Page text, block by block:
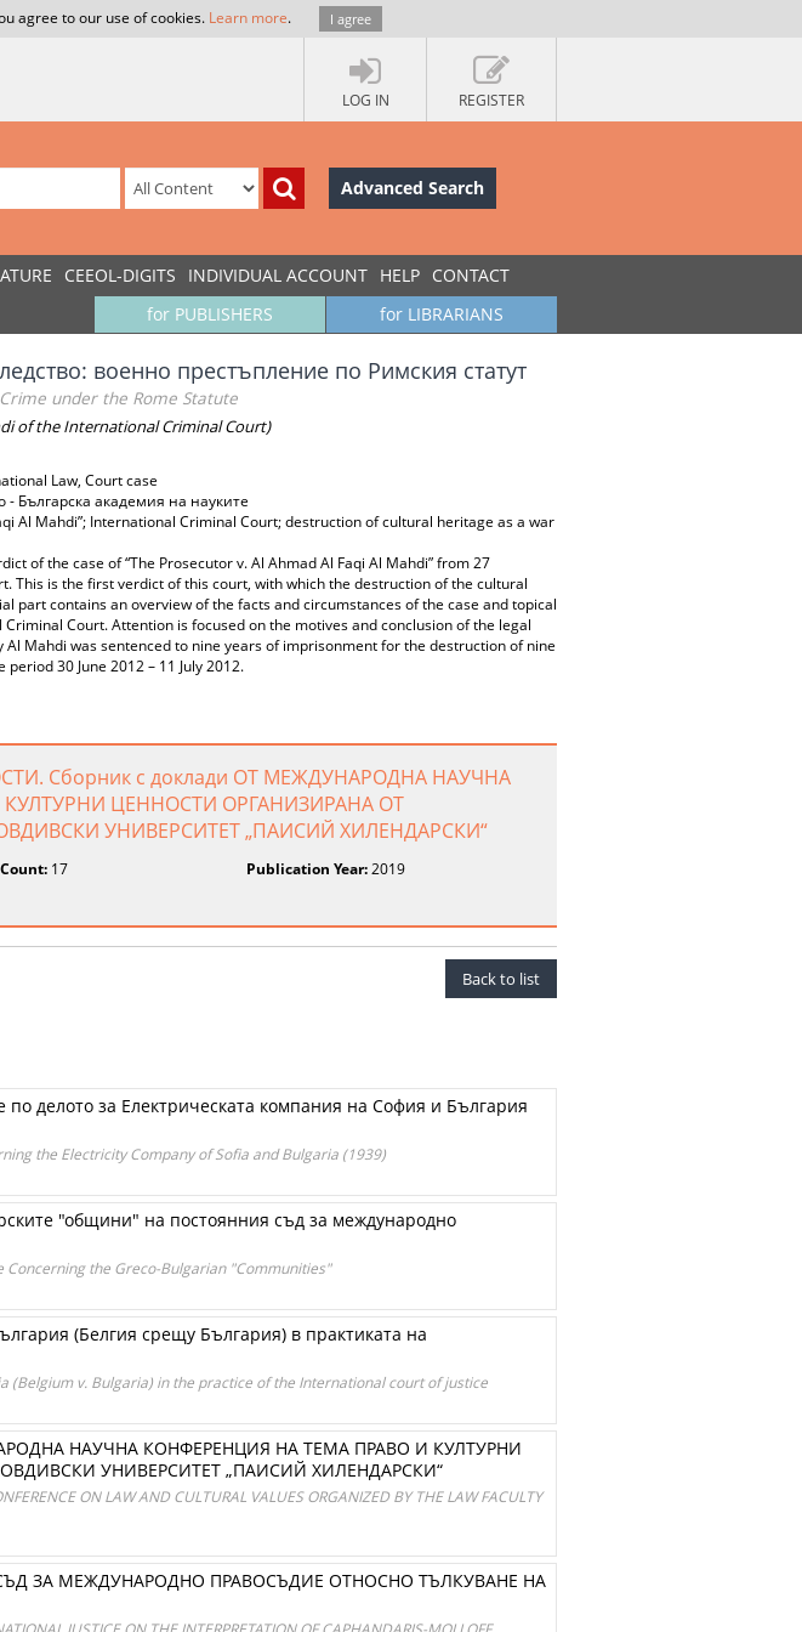
agree to our use of cookies. Learn more. I agree
LOG IN REGISTER
Advanced Search
CEEOL-DIGITS INDIVIDUAL ACCOUNT HELP CONTACT
for LIBRARIANS
for PUBLISHERS
военно престъпление по Римския статут
under the Rome Statute
of the International Criminal Court)
Law, Court case
- Българска академия на науките
Al Mahdi”; International Criminal Court; destruction of cultural heritage as a war
of the case of “Тhe Prosecutor v. Al Ahmad Al Faqi Al Mahdi” from 27
This is the first verdict of this court, with which the destruction of the cultural
part contains an overview of the facts and circumstances of the case and topical
Court. Attention is focused on the motives and conclusion of the legal
Mahdi was sentenced to nine years of imprisonment for the destruction of nine
30 June 2012 – 11 July 2012.
Сборник с доклади ОТ МЕЖДУНАРОДНА НАУЧНА
ЦЕННОСТИ ОРГАНИЗИРАНА ОТ
УНИВЕРСИТЕТ „ПАИСИЙ ХИЛЕНДАРСКИ“
17 Publication Year:2019
Back to list
делото за Електрическата компания на София и България
the Electricity Company of Sofia and Bulgaria (1939)
"общини" на постоянния съд за международно
Concerning the Greco-Bulgarian "Communities"
(Белгия срещу България) в практиката на
(Belgium v. Bulgaria) in the practice of the International court of justice
НАУЧНА КОНФЕРЕНЦИЯ НА ТЕМА ПРАВО И КУЛТУРНИ
УНИВЕРСИТЕТ „ПАИСИЙ ХИЛЕНДАРСКИ“
ON LAW AND CULTURAL VALUES ORGANIZED BY THE LAW FACULTY
ЗА МЕЖДУНАРОДНО ПРАВОСЪДИЕ ОТНОСНО ТЪЛКУВАНЕ НА